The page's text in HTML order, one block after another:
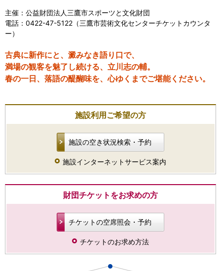
主催：公益財団法人三鷹市スポーツと文化財団
電話：0422-47-5122（三鷹市芸術文化センターチケットカウンタ
ー）
古典に新作にと、澱みなき語り口で、
満場の観客を魅了し続ける、立川志の輔。
春の一日、落語の醍醐味を、心ゆくまでご堪能ください。
施設利用ご希望の方
施設の空き状況検索・予約
施設インターネットサービス案内
財団チケットをお求めの方
チケットの空席照会・予約
チケットのお求め方法